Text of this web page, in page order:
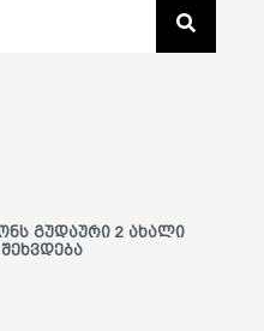
გუდაური 2 ახალი